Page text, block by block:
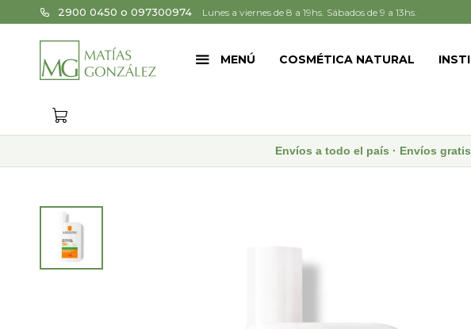
MENÚ COSMÉTICA NATURAL
2900 0450 o 097300974 Lunes a viernes de 8 a 19hs. Sábados de 9 a 13hs.
Envíos a todo el país · Envíos